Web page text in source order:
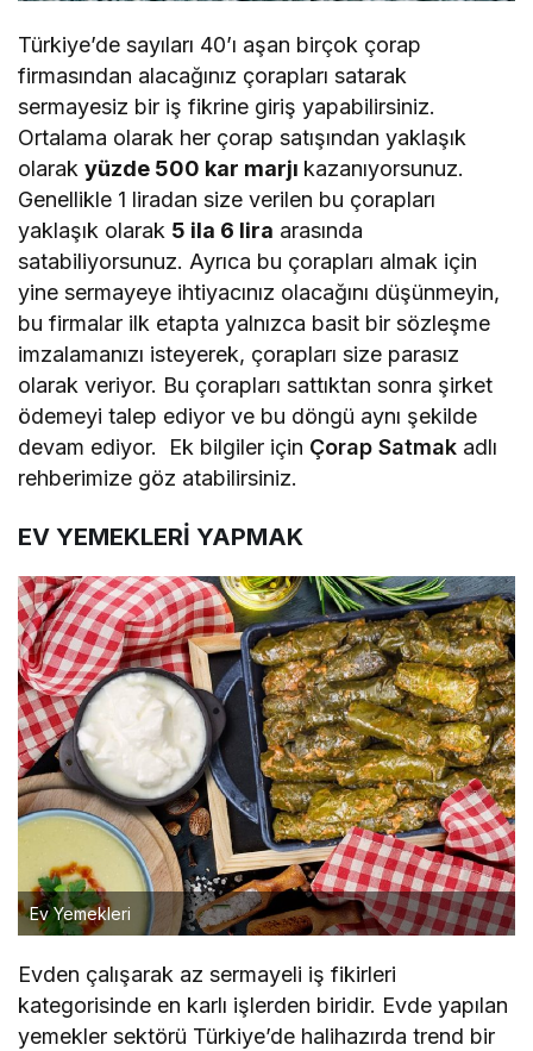
Türkiye’de sayıları 40’ı aşan birçok çorap
firmasından alacağınız çorapları satarak
sermayesiz bir iş fikrine giriş yapabilirsiniz.
Ortalama olarak her çorap satışından yaklaşık
olarakyüzde 500 kar marjı kazanıyorsunuz.
Genellikle 1 liradan size verilen bu çorapları
yaklaşık olarak 5 ila 6 lira arasında
satabiliyorsunuz. Ayrıca bu çorapları almak için
yine sermayeye ihtiyacınız olacağını düşünmeyin,
bu firmalar ilk etapta yalnızca basit bir sözleşme
imzalamanızı isteyerek, çorapları size parasız
olarak veriyor. Bu çorapları sattıktan sonra şirket
ödemeyi talep ediyor ve bu döngü aynı şekilde
devam ediyor. Ek bilgiler için Çorap Satmak adlı
rehberimize göz atabilirsiniz.
EV YEMEKLERİ YAPMAK
Ev Yemekleri
Evden çalışarak az sermayeli iş fikirleri
kategorisinde en karlı işlerden biridir. Evde yapılan
yemekler sektörü Türkiye’de halihazırda trend bir